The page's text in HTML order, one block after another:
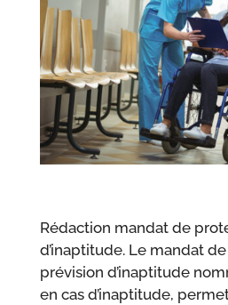
Rédaction mandat de
d’inaptitude. Le mandat
prévision d’inaptitude
en cas d’inaptitude,